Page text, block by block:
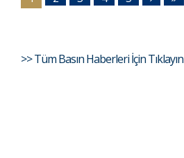
>> Tüm Basın Haberleri İçin Tıklayın